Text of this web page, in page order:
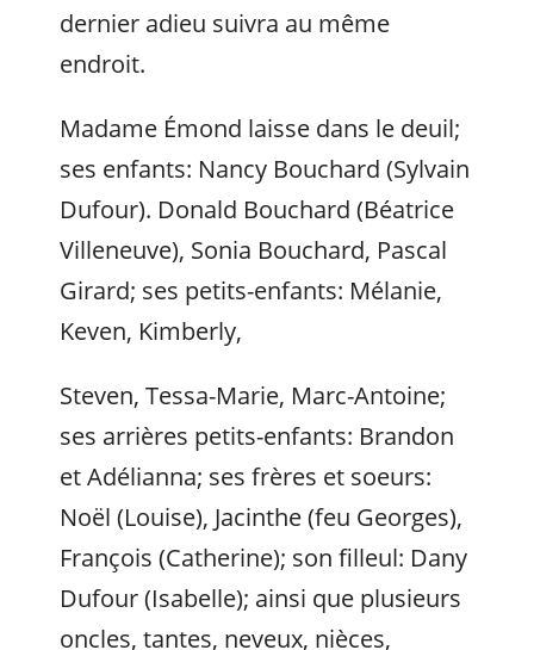
dernier adieu suivra au même
endroit.
Madame Émond laisse dans le deuil;
ses enfants: Nancy Bouchard (Sylvain
Dufour). Donald Bouchard (Béatrice
Villeneuve), Sonia Bouchard, Pascal
Girard; ses petits-enfants: Mélanie,
Keven, Kimberly,
Steven, Tessa-Marie, Marc-Antoine;
ses arrières petits-enfants: Brandon
et Adélianna; ses frères et soeurs:
Noël (Louise), Jacinthe (feu Georges),
François (Catherine); son filleul: Dany
Dufour (Isabelle); ainsi que plusieurs
oncles, tantes, neveux, nièces,